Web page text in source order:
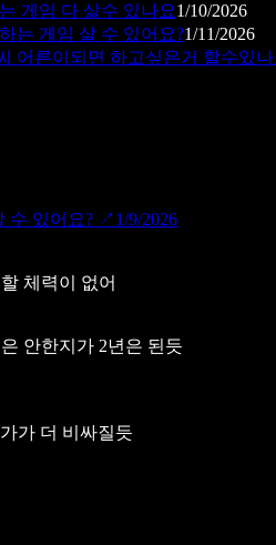
게임 다 살수 있나요1/10/2026
는 게임 살 수 있어요?1/11/2026
어른이되면 하고싶은거 할수있나
수 있어요? ↗ 1/9/2026
체력이 없어
안한지가 2년은 된듯
가 더 비싸질듯